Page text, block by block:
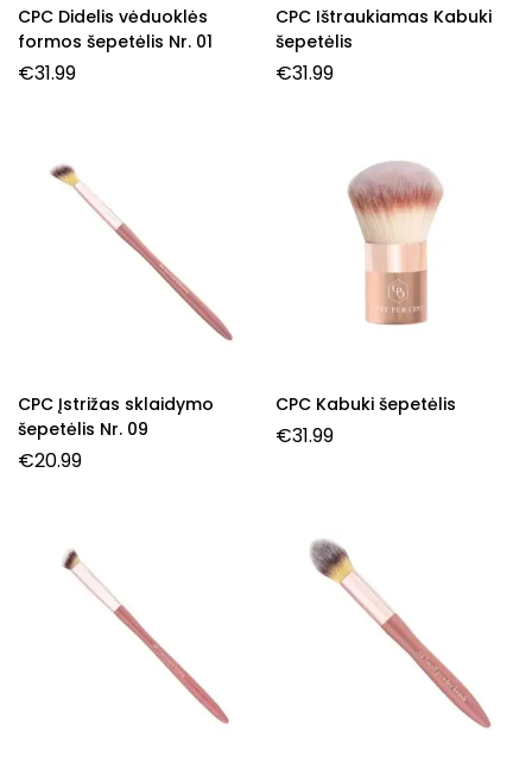
CPC Didelis vėduoklės
formos šepetėlis Nr. 01
€31.99
CPC Ištraukiamas Kabuki
šepetėlis
€31.99
CPC Įstrižas sklaidymo
šepetėlis Nr. 09
€20.99
CPC Kabuki šepetėlis
€31.99